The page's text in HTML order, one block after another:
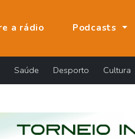
a rádio Podcasts
Saúde Desporto Cultura